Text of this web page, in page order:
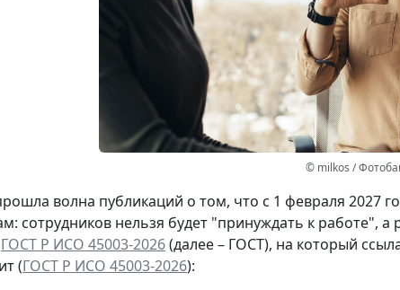
© milkos /
волна публикаций о том, что с 1 февраля 2027
сотрудников нельзя будет "принуждать к работе",
ГОСТ Р ИСО 45003-2026(далее – ГОСТ), на который
(ГОСТ Р ИСО 45003-2026):